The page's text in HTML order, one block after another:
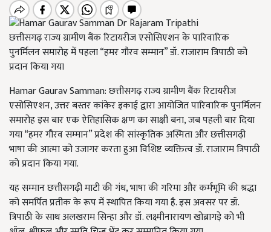
छत्तीसगढ़ राज्य ग्रामीण बैंक रिटायरीज एसोसिएशन के पारिवारिक
पुनर्मिलन समारोह में पहला “हमर गौरव सम्मान” डॉ. राजाराम त्रिपाठी को
प्रदान किया गया
Hamar Gaurav Samman: छत्तीसगढ़ राज्य ग्रामीण बैंक रिटायरीज
एसोसिएशन, उत्तर बस्तर कांकेर इकाई द्वारा आयोजित पारिवारिक पुनर्मिलन
समारोह इस बार एक ऐतिहासिक क्षण का साक्षी बना, जब पहली बार दिया
गया “हमर गौरव सम्मान” प्रदेश की सांस्कृतिक अस्मिता और छत्तीसगढ़ी
भाषा की आत्मा को उजागर करता हुआ विशिष्ट व्यक्तित्व डॉ. राजाराम त्रिपाठी
को प्रदान किया गया.
यह सम्मान छत्तीसगढ़ी माटी की गंध, भाषा की गरिमा और कर्मभूमि की श्रद्धा
को समर्पित प्रतीक के रूप में स्थापित किया गया है. इस अवसर पर डॉ.
त्रिपाठी के साथ अलखराम सिन्हा और डॉ. लक्ष्मीनारायण खोब्रागड़े को भी